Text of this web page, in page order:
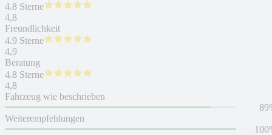
4.8 Sterne
4,8
Freundlichkeit
4.9 Sterne
4,9
Beratung
4.8 Sterne
4,8
Fahrzeug wie beschrieben
Weiterempfehlungen